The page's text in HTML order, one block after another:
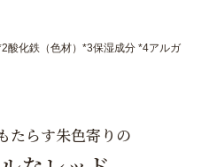
酸化鉄（色材）*3保湿成分 *4アルガ
たらす朱色寄りの